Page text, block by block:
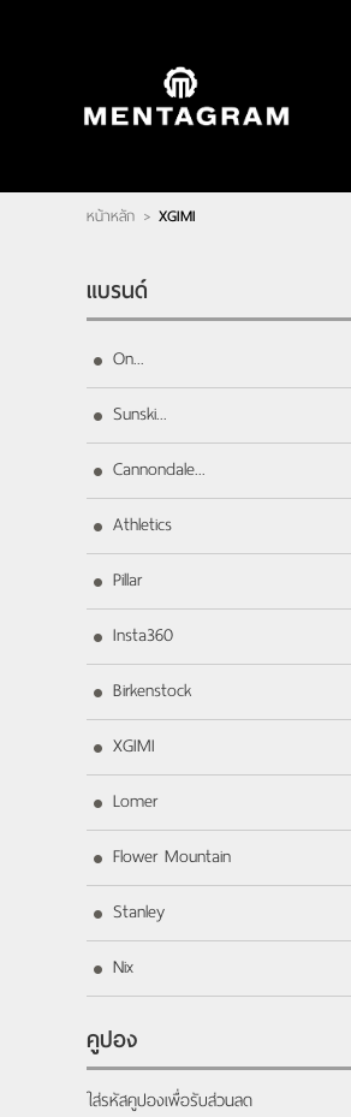
REGISTER
หน้าหลัก
แบรนด์
ตัวแทนจำหน่าย
ติดต่อเรา
บทความ
หน้าหลัก > XGIMI
แบรนด์
On...
Sunski...
Cannondale...
Athletics
Pillar
Insta360
Birkenstock
XGIMI
Lomer
Flower Mountain
Stanley
Nix
คูปอง
ใส่รหัสคูปองเพื่อรับส่วนลด